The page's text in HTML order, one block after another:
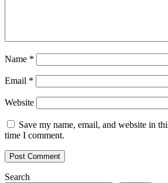
Name *
Email *
Website
Save my name, email, and website in
time I comment.
Search